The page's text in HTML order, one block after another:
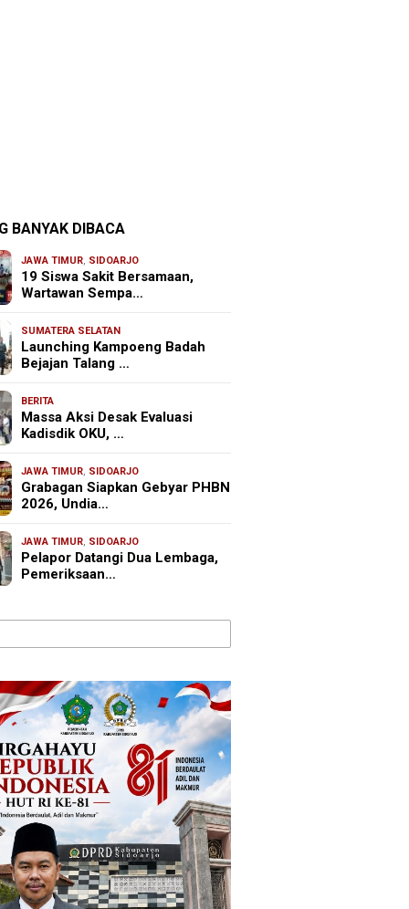
BANYAK DIBACA
JAWA TIMUR, SIDOARJO
19 Siswa Sakit Bersamaan,
Wartawan Sempa…
SUMATERA SELATAN
Launching Kampoeng Badah
Bejajan Talang …
BERITA
Massa Aksi Desak Evaluasi
Kadisdik OKU, …
JAWA TIMUR, SIDOARJO
Grabagan Siapkan Gebyar PHBN
2026, Undia…
JAWA TIMUR, SIDOARJO
Pelapor Datangi Dua Lembaga,
Pemeriksaan…